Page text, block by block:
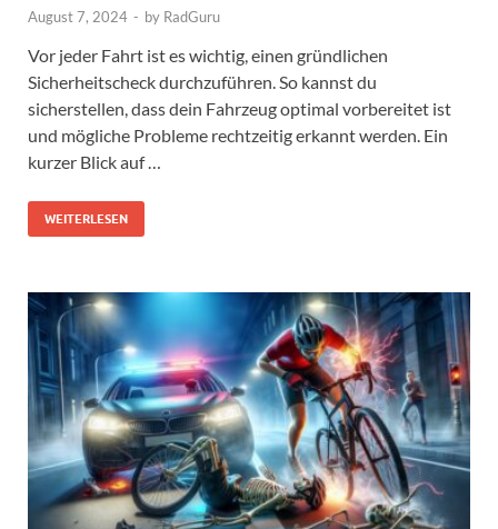
August 7, 2024 - by RadGuru
Vor jeder Fahrt ist es wichtig, einen gründlichen
Sicherheitscheck durchzuführen. So kannst du
sicherstellen, dass dein Fahrzeug optimal vorbereitet ist
und mögliche Probleme rechtzeitig erkannt werden. Ein
kurzer Blick auf …
WEITERLESEN